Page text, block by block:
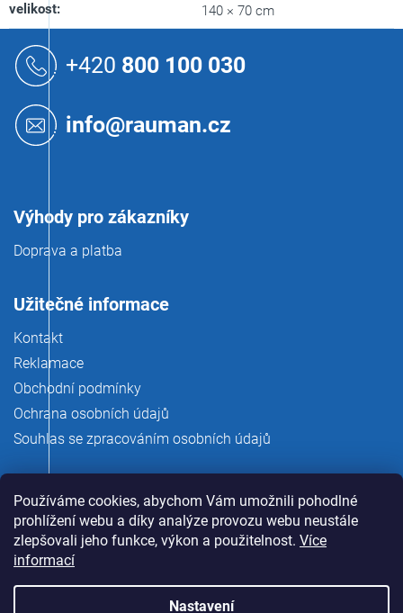
Používáme cookies, abychom Vám umožnili pohodlné
prohlížení webu a díky analýze provozu webu neustále
zlepšovali jeho funkce, výkon a použitelnost. Více
informací
Nastavení
velikost: 140 × 70 cm
+420 800 100 030
info@rauman.cz
Výhody pro zákazníky
Doprava a platba
Užitečné informace
Kontakt
Reklamace
Obchodní podmínky
Ochrana osobních údajů
Souhlas se zpracováním osobních údajů